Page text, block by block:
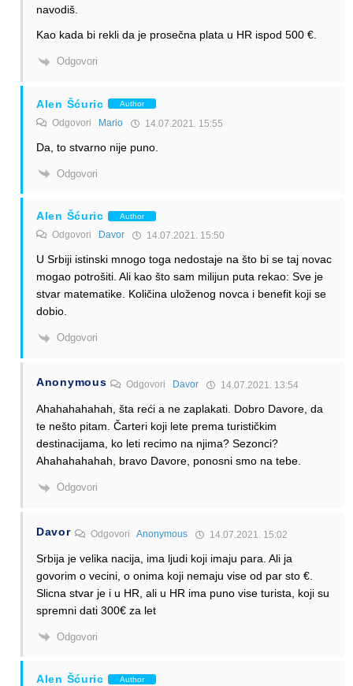
navodiš.
Kao kada bi rekli da je prosečna plata u HR ispod 500 €.
Odgovori
Alen Šćuric Author
Odgovori Mario 14.07.2021. 15:55
Da, to stvarno nije puno.
Odgovori
Alen Šćuric Author
Odgovori Davor 14.07.2021. 15:50
U Srbiji istinski mnogo toga nedostaje na što bi se taj novac
mogao potrošiti. Ali kao što sam milijun puta rekao: Sve je
stvar matematike. Količina uloženog novca i benefit koji se
dobio.
Odgovori
Anonymous Odgovori Davor 14.07.2021. 13:54
Ahahahahahah, šta reći a ne zaplakati. Dobro Davore, da
te nešto pitam. Čarteri koji lete prema turističkim
destinacijama, ko leti recimo na njima? Sezonci?
Ahahahahahah, bravo Davore, ponosni smo na tebe.
Odgovori
Davor Odgovori Anonymous 14.07.2021. 15:02
Srbija je velika nacija, ima ljudi koji imaju para. Ali ja
govorim o vecini, o onima koji nemaju vise od par sto €.
Slicna stvar je i u HR, ali u HR ima puno vise turista, koji su
spremni dati 300€ za let
Odgovori
Alen Šćuric Author